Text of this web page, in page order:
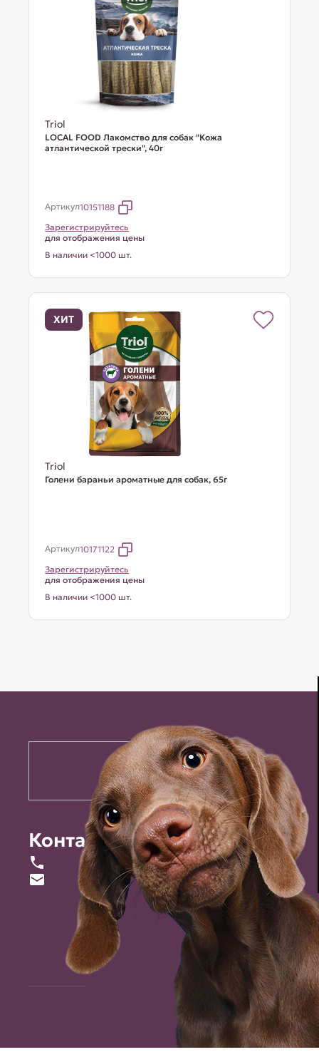
Triol
LOCAL FOOD Лакомство для собак "Кожа
атлантической трески", 40г
Артикул10151188
Зарегистрируйтесь
для отображения цены
В наличии <1000 шт.
ХИТ
Triol
Голени бараньи ароматные для собак, 65г
Артикул10171122
Зарегистрируйтесь
для отображения цены
В наличии <1000 шт.
Контакты